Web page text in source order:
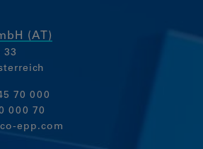
(AT)
33
70 000
000 70
epp.com